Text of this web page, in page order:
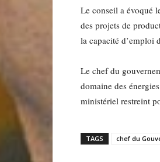
Le conseil a évoqué
des projets de
la capacité d’emploi
Le chef du
domaine des
ministériel restreint
TAGS chef du